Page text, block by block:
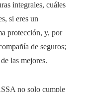
integrales, cuáles
si eres un
protección, y, por
de seguros;
las mejores.
no solo cumple